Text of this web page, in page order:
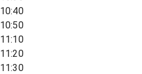
10:40
10:50
11:10
11:20
11:30